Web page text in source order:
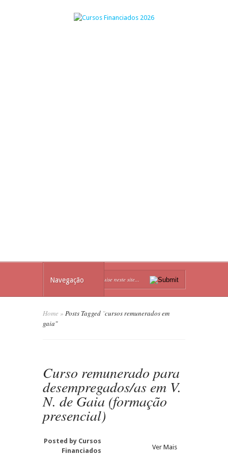
Navegação
Home » Posts Tagged "cursos remunerados em
gaia"
Curso remunerado para
desempregados/as em V.
N. de Gaia (formação
presencial)
Posted by Cursos
Financiados
Ver Mais